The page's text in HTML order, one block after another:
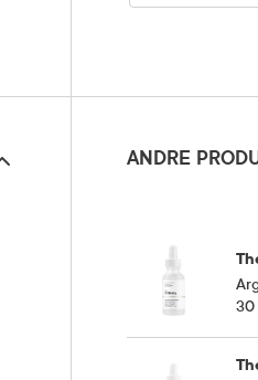
ANDRE
30